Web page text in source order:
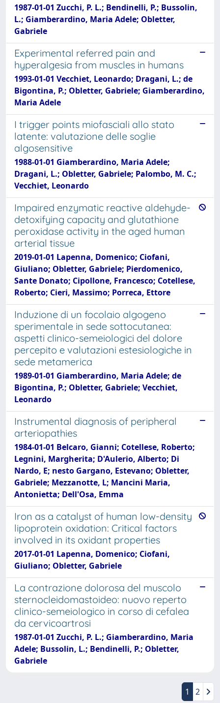
1987-01-01 Zucchi, P. L.; Bendinelli, P.; Bussolin,
L.; Giamberardino, Maria Adele; Obletter,
Gabriele
Experimental referred pain and
hyperalgesia from muscles in humans
1993-01-01 Vecchiet, Leonardo; Dragani, L.; de
Bigontina, P.; Obletter, Gabriele; Giamberardino,
Maria Adele
I trigger points miofasciali allo stato
latente: valutazione delle soglie
algosensitive
1988-01-01 Giamberardino, Maria Adele;
Dragani, L.; Obletter, Gabriele; Palombo, M. C.;
Vecchiet, Leonardo
Impaired enzymatic reactive aldehyde-
detoxifying capacity and glutathione
peroxidase activity in the aged human
arterial tissue
2019-01-01 Lapenna, Domenico; Ciofani,
Giuliano; Obletter, Gabriele; Pierdomenico,
Sante Donato; Cipollone, Francesco; Cotellese,
Roberto; Cieri, Massimo; Porreca, Ettore
Induzione di un focolaio algogeno
sperimentale in sede sottocutanea:
aspetti clinico-semeiologici del dolore
percepito e valutazioni estesiologiche in
sede metamerica
1989-01-01 Giamberardino, Maria Adele; de
Bigontina, P.; Obletter, Gabriele; Vecchiet,
Leonardo
Instrumental diagnosis of peripheral
arteriopathies
1984-01-01 Belcaro, Gianni; Cotellese, Roberto;
Legnini, Margherita; D'Aulerio, Alberto; Di
Nardo, E; nesto Gargano, Estevano; Obletter,
Gabriele; Mezzanotte, L; Mancini Maria,
Antonietta; Dell'Osa, Emma
Iron as a catalyst of human low-density
lipoprotein oxidation: Critical factors
involved in its oxidant properties
2017-01-01 Lapenna, Domenico; Ciofani,
Giuliano; Obletter, Gabriele
La contrazione dolorosa del muscolo
sternocleidomastoideo: nuovo reperto
clinico-semeiologico in corso di cefalea
da cervicoartrosi
1987-01-01 Zucchi, P. L.; Giamberardino, Maria
Adele; Bussolin, L.; Bendinelli, P.; Obletter,
Gabriele
1 2